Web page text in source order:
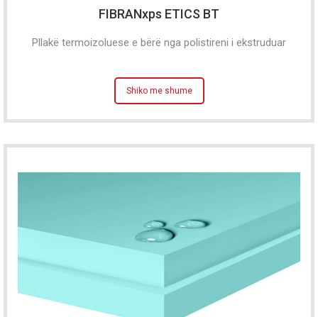
FIBRANxps ETICS BT
Pllakë termoizoluese e bërë nga polistireni i ekstruduar
Shiko me shume